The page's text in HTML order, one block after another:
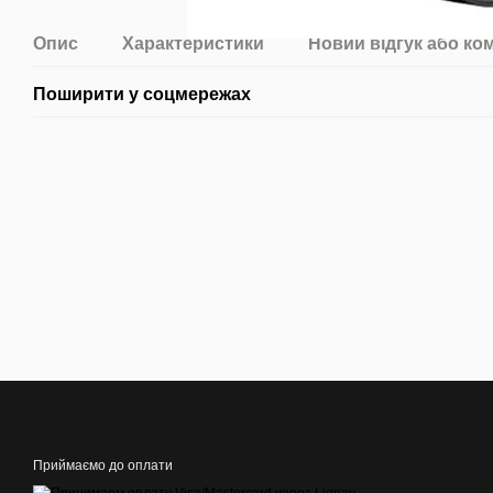
Опис Характеристики Новий відгук або
Поширити у соцмережах
Приймаємо до оплати